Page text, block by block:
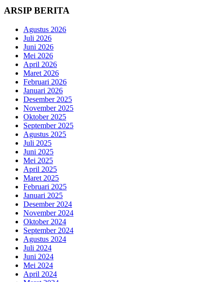
ARSIP BERITA
Agustus 2026
Juli 2026
Juni 2026
Mei 2026
April 2026
Maret 2026
Februari 2026
Januari 2026
Desember 2025
November 2025
Oktober 2025
September 2025
Agustus 2025
Juli 2025
Juni 2025
Mei 2025
April 2025
Maret 2025
Februari 2025
Januari 2025
Desember 2024
November 2024
Oktober 2024
September 2024
Agustus 2024
Juli 2024
Juni 2024
Mei 2024
April 2024